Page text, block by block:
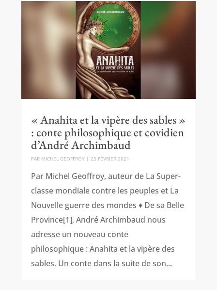
« Anahita et la vipère des sables »
: conte philosophique et covidien
d’André Archimbaud
PAR MICHEL GEOFFROY| 25 FÉVRIER 2021
Par Michel Geoffroy, auteur de La Super-
classe mondiale contre les peuples et La
Nouvelle guerre des mondes ♦ De sa Belle
Province[1], André Archimbaud nous
adresse un nouveau conte
philosophique : Anahita et la vipère des
sables. Un conte dans la suite de son...